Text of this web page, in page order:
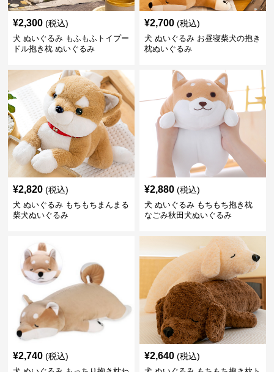
¥2,300 (税込)
犬 ぬいぐるみ もふもふトイプー
ドル抱き枕 ぬいぐるみ
¥2,700 (税込)
犬 ぬいぐるみ お昼寝柴犬の抱き
枕ぬいぐるみ
¥2,820 (税込)
犬 ぬいぐるみ もちもちまんまる
柴犬ぬいぐるみ
¥2,880 (税込)
犬 ぬいぐるみ もちもち抱き枕
なごみ秋田犬ぬいぐるみ
¥2,740 (税込) ¥2,640 (税込)